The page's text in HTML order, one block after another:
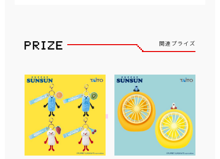
関連プライズ